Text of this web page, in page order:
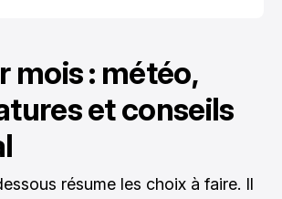
mois : météo,
et conseils
résume les choix à faire. Il